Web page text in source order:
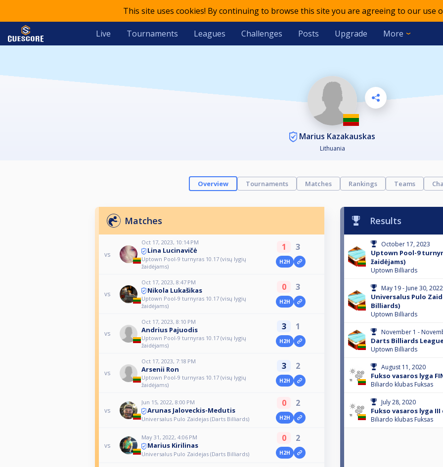
This site uses cookies! By continuing to browse this site you are agreeing to our use
Live Tournaments Leagues Challenges Posts Upgrade More
Marius Kazakauskas
Lithuania
Overview Tournaments Matches Rankings Teams
Matches
vs
Oct 17, 2023, 10:14 PM
Lina Lucinavičė
Uptown Pool-9 turnyras 10.17 (visų lygių
žaidėjams)
1 3
H2H
vs
Oct 17, 2023, 8:47 PM
Nikola Lukašikas
Uptown Pool-9 turnyras 10.17 (visų lygių
žaidėjams)
0 3
H2H
vs
Oct 17, 2023, 8:10 PM
Andrius Pajuodis
Uptown Pool-9 turnyras 10.17 (visų lygių
žaidėjams)
3 1
H2H
vs
Oct 17, 2023, 7:18 PM
Arsenii Ron
Uptown Pool-9 turnyras 10.17 (visų lygių
žaidėjams)
3 2
H2H
vs
Jun 15, 2022, 8:00 PM
Arunas Jaloveckis-Medutis
Universalus Pulo Zaidejas (Darts Billiards)
0 2
H2H
vs
May 31, 2022, 4:06 PM
Marius Kirilinas
Universalus Pulo Zaidejas (Darts Billiards)
0 2
H2H
Results
October 17, 2023
Uptown Pool-9
žaidėjams)
Uptown Billiards
May 19 - June 30, 2022
Universalus Pulo
Billiards)
Uptown Billiards
November 1 -
Darts Billiards
Uptown Billiards
August 11, 2020
Fukso vasaros lyga
Biliardo klubas Fuksas
July 28, 2020
Fukso vasaros lyga
Biliardo klubas Fuksas